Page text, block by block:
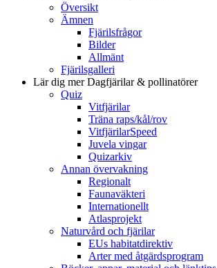
Översikt
Ämnen
Fjärilsfrågor
Bilder
Allmänt
Fjärilsgalleri
Lär dig merDagfjärilar & pollinatörer
Quiz
Vitfjärilar
Träna raps/kål/rov
VitfjärilarSpeed
Juvela vingar
Quizarkiv
Annan övervakning
Regionalt
Faunaväkteri
Internationellt
Atlasprojekt
Naturvård och fjärilar
EUs habitatdirektiv
Arter med åtgärdsprogram